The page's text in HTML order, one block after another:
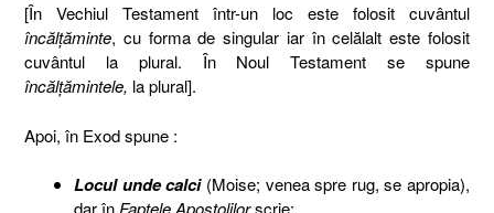
[În Vechiul Testament într-un loc este folosit cuvântul
încălţăminte, cu forma de singular iar în celălalt este folosit
cuvântul la plural. În Noul Testament se spune
încălţămintele, la plural].
Apoi, în Exod spune :
Locul unde calci(Moise; venea spre rug, se apropia),
dar în Faptele Apostolilorscrie: